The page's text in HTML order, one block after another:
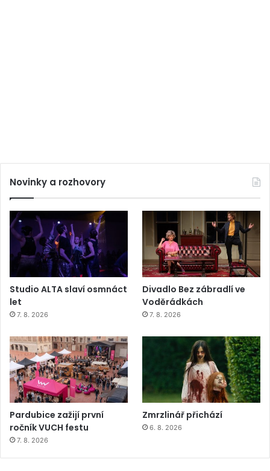
Novinky a rozhovory
Studio ALTA slaví osmnáct
let
7. 8. 2026
Divadlo Bez zábradlí ve
Voděrádkách
7. 8. 2026
Pardubice zažijí první
ročník VUCH festu
7. 8. 2026
Zmrzlinář přichází
6. 8. 2026